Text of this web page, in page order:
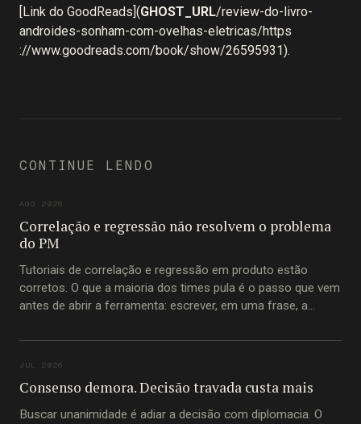
[Link do GoodReads](GHOST_URL/review-do-livro-
androides-sonham-com-ovelhas-eletricas/https
://www.goodreads.com/book/show/26595931).
CONTINUE LENDO
AGO 2026
Correlação e regressão não resolvem o problema
do PM
Tutoriais de correlação e regressão em produto estão
corretos. O que a maioria dos times pula é o passo que vem
antes de abrir a ferramenta: escrever, em uma frase, a
JUL 2026
Consenso demora. Decisão travada custa mais
Buscar unanimidade é adiar a decisão com diplomacia. O